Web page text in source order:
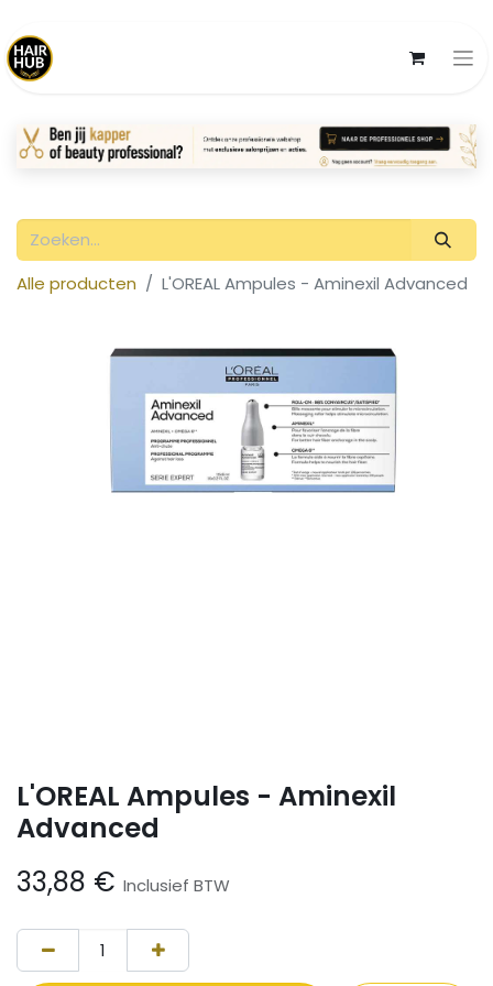
Alle producten L'OREAL Ampules - Aminexil Advanced
L'OREAL Ampules - Aminexil
Advanced
33,88 € Inclusief BTW